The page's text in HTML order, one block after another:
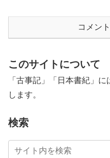
コメン
このサイトについて
「古事記」「日本書紀」
します。
検索